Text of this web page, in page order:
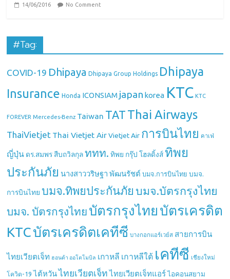
14/06/2016 No Comment
#Tag:
COVID-19 Dhipaya Dhipaya Group Holdings Dhipaya
Insurance Honda ICONSIAM japan korea KTC KTC
FOREVER Mercedes-Benz Taiwan TAT Thai Airways
ThaiVietjet Thai Vietjet Air Vietjet Air การบินไทย คาเฟ่
ญี่ปุ่น ดร.สมพร สืบถวิลกุล ททท. ทิพย กรุ๊ป โฮลดิ้งส์ ทิพย
ประกันภัย นางสาววริษฐา พัฒนรัชต์ บมจ.การบินไทย บมจ.
การบินไทย บมจ.ทิพยประกันภัย บมจ.บัตรกรุงไทย
บมจ. บัตรกรุงไทย บัตรกรุงไทย บัตรเครดิต
KTCบัตรเครดิตเคทีซี บางกอกแอร์เวย์ส สายการบิน
ไทยเวียตเจ็ท ฮอนด้า ออโตโมบิล เกาหลี เกาหลีใต้ เคทีซี เชียงใหม่
โควิด-19 ไต้หวัน ไทยเวียตเจ็ท ไทยเวียตเจ็ทแอร์ ไอคอนสยาม